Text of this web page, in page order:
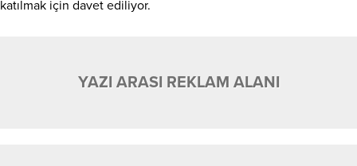
katılmak için davet ediliyor.
YAZI ARASI REKLAM ALANI